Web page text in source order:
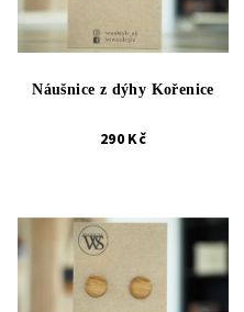
Náušnice z dýhy Kořenice
290 Kč